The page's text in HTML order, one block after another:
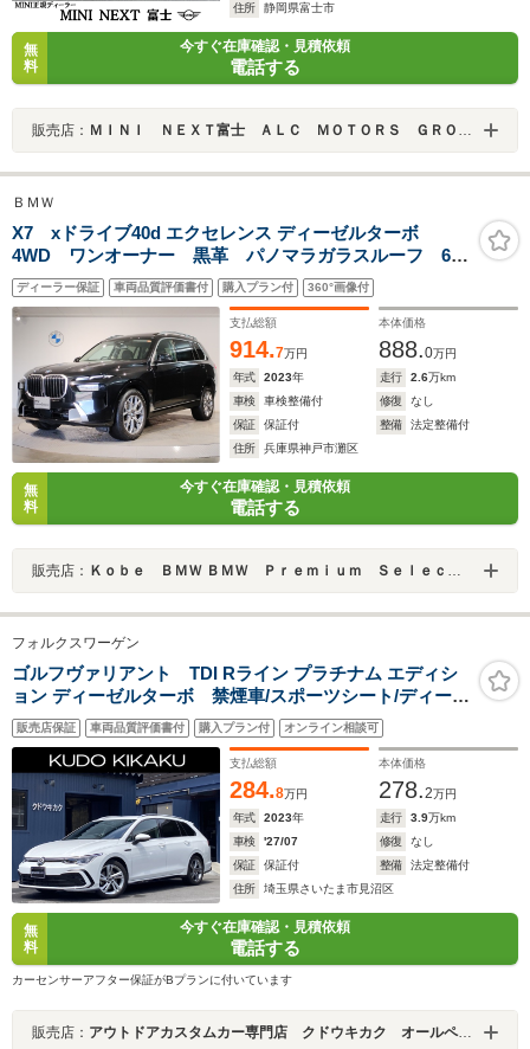
住所
静岡県富士市
無
料
今すぐ在庫確認・見積依頼
電話する
販売店： ＭＩＮＩ ＮＥＸＴ富士 ＡＬＣ ＭＯＴＯＲＳ ＧＲＯＵＰ
ＢＭＷ
X7 xドライブ40d エクセレンス ディーゼルターボ
4WD ワンオーナー 黒革 パノマラガラスルーフ 6人
乗り ハーマンカードンサウンドシステム シートヒー
ター&ベンチレーション ステアリングヒーター ブライ
ンドスポットモニター 全周囲カメラ LEDヘッドライ
ディーラー保証 車両品質評価書付 購入プラン付 360°画像付
支払総額
914.7万円
本体価格
888.0万円
年式
2023年 走行 2.6万km
車検
車検整備付 修復
なし
保証
保証付 整備
法定整備付
住所
兵庫県神戸市灘区
無
料
今すぐ在庫確認・見積依頼
電話する
販売店： Ｋｏｂｅ ＢＭＷ ＢＭＷ Ｐｒｅｍｉｕｍ Ｓｅｌｅｃｔｉｏｎ 三宮
フォルクスワーゲン
ゴルフヴァリアント TDI Rライン プラチナム エディシ
ョン ディーゼルターボ 禁煙車/スポーツシート/ディーゼ
ルターボ/プュアホワイト/ユーザー買取車/純正ナビ/バッ
クカメラ/クルコン/純正17AW/フロントシートヒーター/ハ
ーフレザーシート/ステアリングヒーター/パドルシフト
販売店保証 車両品質評価書付 購入プラン付 オンライン相談可
支払総額
284.8万円
本体価格
278.2万円
年式
2023年 走行 3.9万km
車検
'27/07 修復
なし
保証
保証付 整備
法定整備付
住所
埼玉県さいたま市見沼区
無
料
今すぐ在庫確認・見積依頼
電話する
カーセンサーアフター保証がBプランに付いています
販売店： アウトドアカスタムカー専門店 クドウキカク オールペン／新品パーツ デリカＤ５ ／エクストレイル／アウトランダー／プロボックス専門店